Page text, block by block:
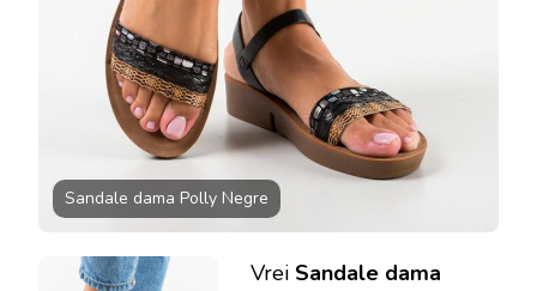
Sandale dama Polly Negre
Vrei Sandale dama